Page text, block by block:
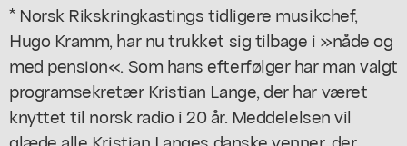
* Norsk Rikskringkastings tidligere musikchef,
Hugo Kramm, har nu trukket sig tilbage i »nåde og
med pension«. Som hans efterfølger har man valgt
programsekretær Kristian Lange, der har været
knyttet til norsk radio i 20 år. Meddelelsen vil
glæde alle Kristian Langes danske venner, der